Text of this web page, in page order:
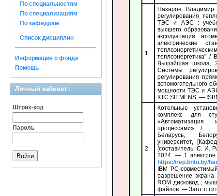
По специальностям
По специализациям
По кафедрам
Список дисциплин
Информация о фонде
Помощь
Личный кабинет :
Штрих-код
Пароль
1
Назаров, Владимир
регулирования
ТЭС и АЭС :
высшего
эксплуатация
электрические
теплоэнергетика"
Вышэйшая школа,
Системы
регулирования
вспомогательного
мощности ТЭС и
КТС SIEMENS. —
2
Котельные
комплекс для
«Автоматизация
процессами» / ;
Беларусь,
университет,
[составитель: С. И.
2024. — 1
https://rep.bntu.by/
IBM PC-
разрешение
ROM дисковод ;
файлов. — Загл. с